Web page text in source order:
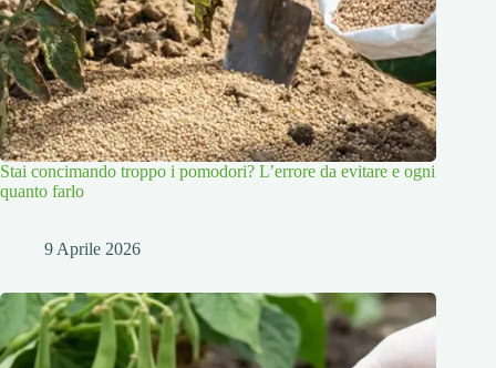
Stai concimando troppo i pomodori? L’errore da evitare e ogni
quanto farlo
9 Aprile 2026